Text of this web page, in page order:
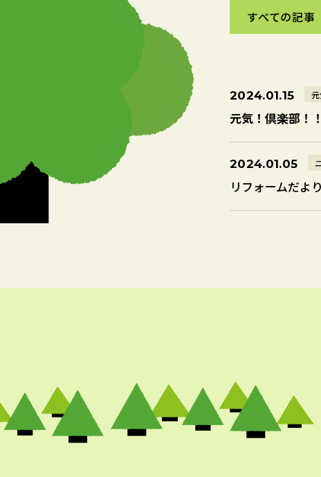
すべての記事
すべての記事
2024.01.15
元気！倶楽部！！
2024.01.05
リフォームだ